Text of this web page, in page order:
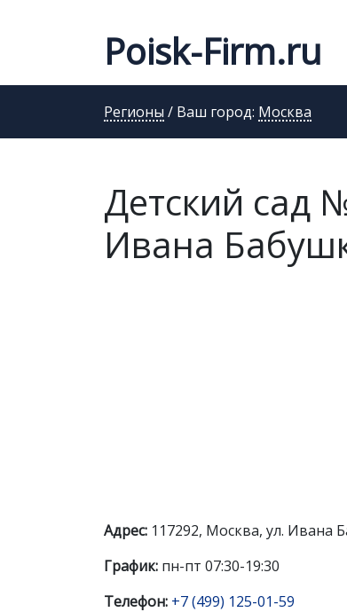
Poisk-Firm.ru
Регионы / Ваш город: Москва
Детский сад
Ивана
Адрес: 117292, Москва, ул. Ивана
График: пн-пт 07:30-19:30
Телефон: +7 (499) 125-01-59